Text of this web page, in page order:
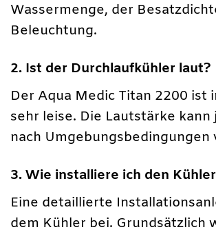
Wassermenge, der
Beleuchtung.
2. Ist der Durchlaufkühler laut?
Der Aqua Medic Titan 2200 ist
sehr leise. Die Lautstärke kann
nach Umgebungsbedingungen
3. Wie installiere ich den
Eine detaillierte
dem Kühler bei. Grundsätzlich